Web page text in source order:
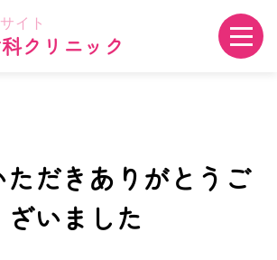
イト
クリニック
ただきありがとうご
ざいました